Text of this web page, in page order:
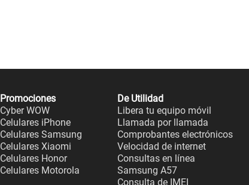
Promociones
Cyber WOW
Celulares iPhone
Celulares Samsung
Celulares Xiaomi
Celulares Honor
Celulares Motorola
De Utilidad
Libera tu equipo móvil
Llamada por llamada
Comprobantes electrónicos
Velocidad de internet
Consultas en línea
Samsung A57
Consulta de IMEI